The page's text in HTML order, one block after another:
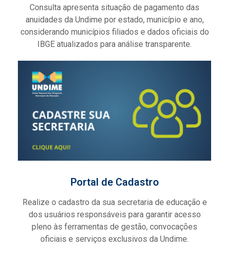
Consulta apresenta situação de pagamento das
anuidades da Undime por estado, município e ano,
considerando municípios filiados e dados oficiais do
IBGE atualizados para análise transparente.
Portal de Cadastro
Realize o cadastro da sua secretaria de educação e
dos usuários responsáveis para garantir acesso
pleno às ferramentas de gestão, convocações
oficiais e serviços exclusivos da Undime.